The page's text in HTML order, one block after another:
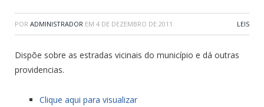
POR ADMINISTRADOR EM 4 DE DEZEMBRO DE 2011 LEIS
Dispõe sobre as estradas vicinais do município e dá outras
providencias.
Clique aqui para visualizar